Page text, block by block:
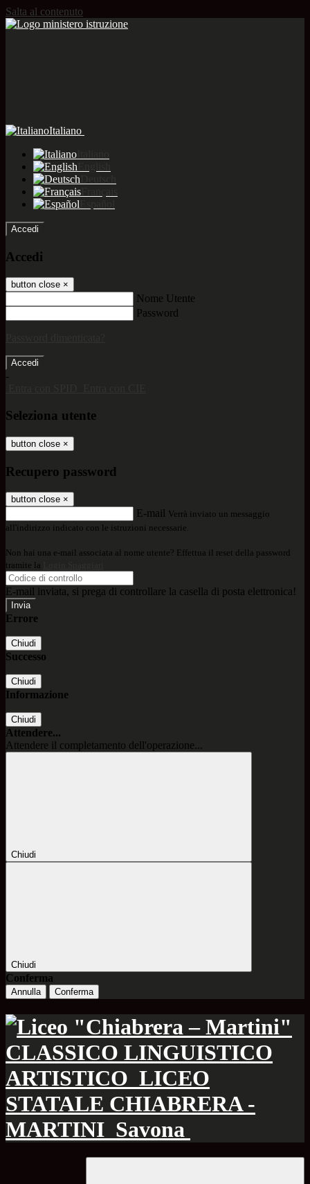
Salta al contenuto
Italiano
Accedi
Accedi
button close ×
Nome Utente
Password
-
Seleziona utente
button close ×
Recupero password
button close ×
E-mail Verrà inviato un messaggio
all'indirizzo indicato con le istruzioni necessarie.
Non hai una e-mail associata al nome utente? Effettua il reset della password
tramite la
E-mail inviata, si prega di controllare la casella di posta elettronica!
Errore
Chiudi
Successo
Chiudi
Informazione
Chiudi
Attendere...
Attendere il completamento dell'operazione...
Chiudi
Chiudi
Conferma
Annulla Conferma
CLASSICO LINGUISTICO
ARTISTICO LICEO
STATALE CHIABRERA -
MARTINI Savona